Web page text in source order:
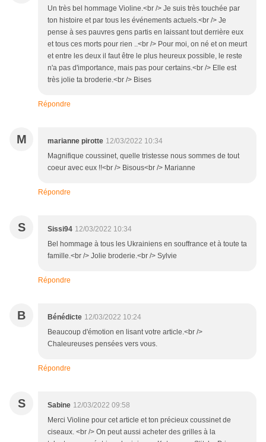
Un très bel hommage Violine.<br /> Je suis très touchée par
ton histoire et par tous les événements actuels.<br /> Je
pense à ses pauvres gens partis en laissant tout derrière eux
et tous ces morts pour rien ..<br /> Pour moi, on né et on meurt
et entre les deux il faut être le plus heureux possible, le reste
n'a pas d'importance, mais pas pour certains.<br /> Elle est
très jolie ta broderie.<br /> Bises
Répondre
M marianne pirotte 12/03/2022 10:34
Magnifique coussinet, quelle tristesse nous sommes de tout
coeur avec eux !!<br /> Bisous<br /> Marianne
Répondre
S Sissi94 12/03/2022 10:34
Bel hommage à tous les Ukrainiens en souffrance et à toute ta
famille.<br /> Jolie broderie.<br /> Sylvie
Répondre
B Bénédicte 12/03/2022 10:24
Beaucoup d'émotion en lisant votre article.<br />
Chaleureuses pensées vers vous.
Répondre
S Sabine 12/03/2022 09:58
Merci Violine pour cet article et ton précieux coussinet de
ciseaux. <br /> On peut aussi acheter des grilles à la